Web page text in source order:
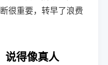
很重要，转早了浪费
说得像真人